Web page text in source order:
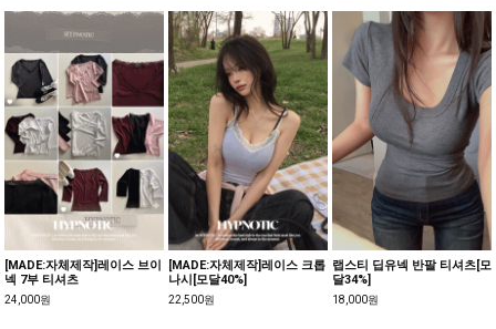
[MADE:자체제작]레이스 브이
넥 7부 티셔츠
24,000원
[MADE:자체제작]레이스 크롭
나시[모달40%]
22,500원
랩스티 딥유넥 반팔 티셔츠[모
달34%]
18,000원